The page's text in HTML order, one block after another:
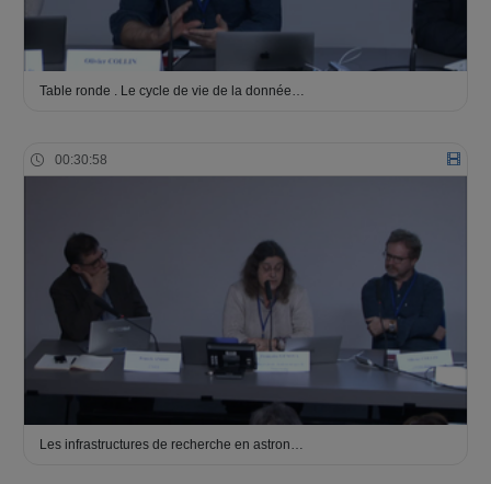
Table ronde . Le cycle de vie de la donnée…
00:30:58
Les infrastructures de recherche en astron…